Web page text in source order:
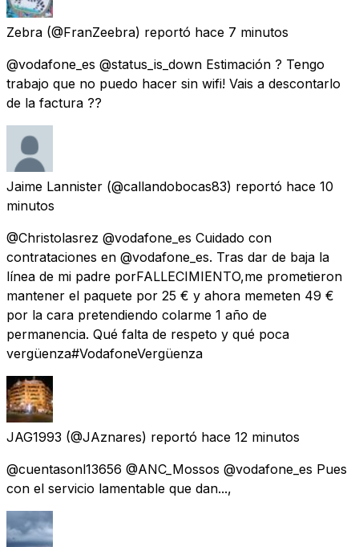
Zebra (@FranZeebra) reportó hace 7 minutos
@vodafone_es @status_is_down Estimación ? Tengo
trabajo que no puedo hacer sin wifi! Vais a descontarlo
de la factura ??
Jaime Lannister (@callandobocas83) reportó hace 10
minutos
@Christolasrez @vodafone_es Cuidado con
contrataciones en @vodafone_es. Tras dar de baja la
línea de mi padre porFALLECIMIENTO,me prometieron
mantener el paquete por 25 € y ahora memeten 49 €
por la cara pretendiendo colarme 1 año de
permanencia. Qué falta de respeto y qué poca
vergüenza#VodafoneVergüenza
JAG1993 (@JAznares) reportó hace 12 minutos
@cuentasonl13656 @ANC_Mossos @vodafone_es Pues
con el servicio lamentable que dan...,